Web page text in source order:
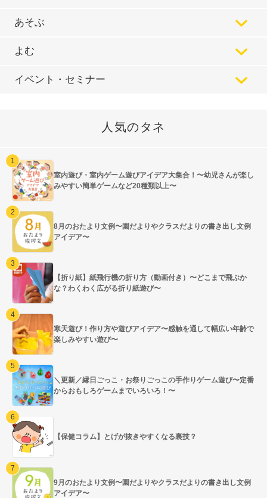
あそぶ
よむ
イベント・セミナー
人気のタネ
室内遊び・室内ゲーム遊びアイデア大集合！〜幼児さんが楽し
みやすい簡単ゲームなど20種類以上〜
8月のおたより文例〜園だよりやクラスだよりの書き出し文例
アイデア〜
【折り紙】紙飛行機の折り方（動画付き）〜どこまで飛ぶか
な？わくわく広がる折り紙遊び〜
寒天遊び！作り方や遊びアイデア〜感触を通して幅広い年齢で
楽しみやすい遊び〜
＼更新／縁日ごっこ・お祭りごっこの手作りゲーム遊び〜定番
からおもしろゲームまでいろいろ！〜
【保健コラム】とげが抜きやすくなる裏技？
9月のおたより文例〜園だよりやクラスだよりの書き出し文例
アイデア〜